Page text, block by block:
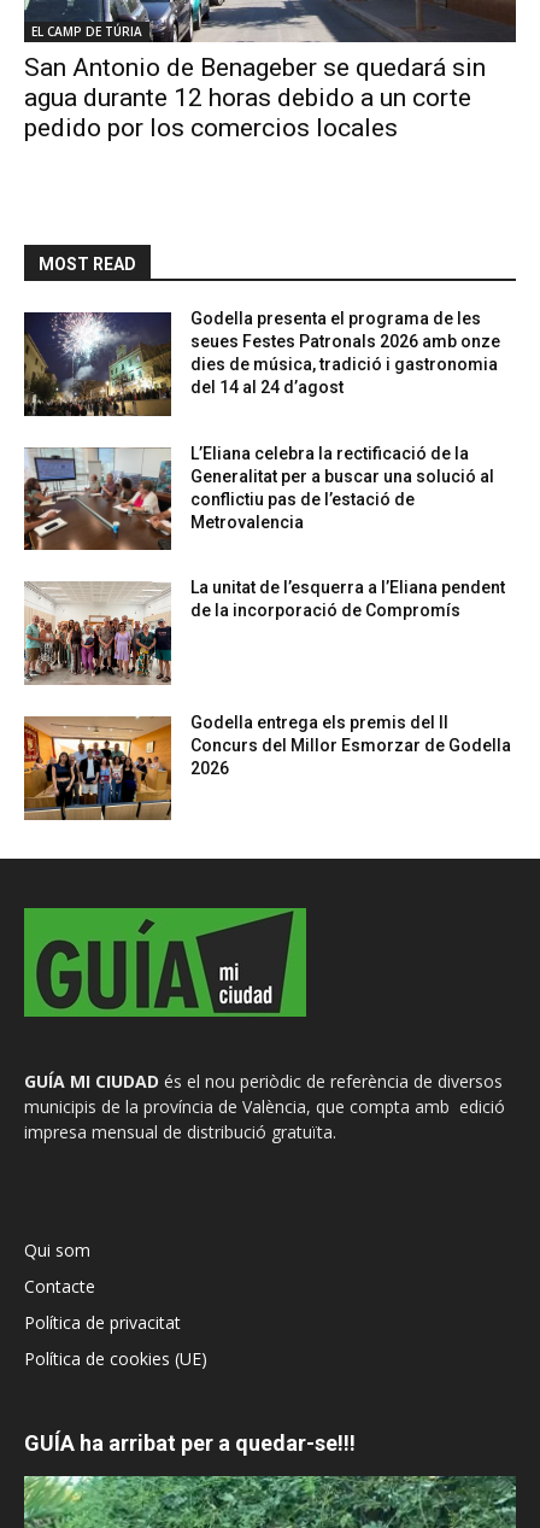
EL CAMP DE TÚRIA
San Antonio de Benageber se quedará sin
agua durante 12 horas debido a un corte
pedido por los comercios locales
MOST READ
Godella presenta el programa de les
seues Festes Patronals 2026 amb onze
dies de música, tradició i gastronomia
del 14 al 24 d’agost
L’Eliana celebra la rectificació de la
Generalitat per a buscar una solució al
conflictiu pas de l’estació de
Metrovalencia
La unitat de l’esquerra a l’Eliana pendent
de la incorporació de Compromís
Godella entrega els premis del II
Concurs del Millor Esmorzar de Godella
2026
GUÍA MI CIUDAD és el nou periòdic de referència de diversos
municipis de la província de València, que compta amb edició
impresa mensual de distribució gratuïta.
Qui som
Contacte
Política de privacitat
Política de cookies (UE)
GUÍA ha arribat per a quedar-se!!!
Reproductor
de